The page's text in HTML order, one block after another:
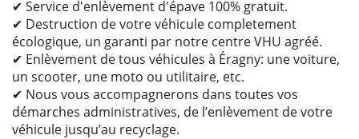
✔ Service d'enlèvement d'épave 100% gratuit.
✔ Destruction de votre véhicule completement
écologique, un garanti par notre centre VHU agréé.
✔ Enlèvement de tous véhicules à Éragny: une voiture,
un scooter, une moto ou utilitaire, etc.
✔ Nous vous accompagnerons dans toutes vos
démarches administratives, de l’enlèvement de votre
véhicule jusqu’au recyclage.